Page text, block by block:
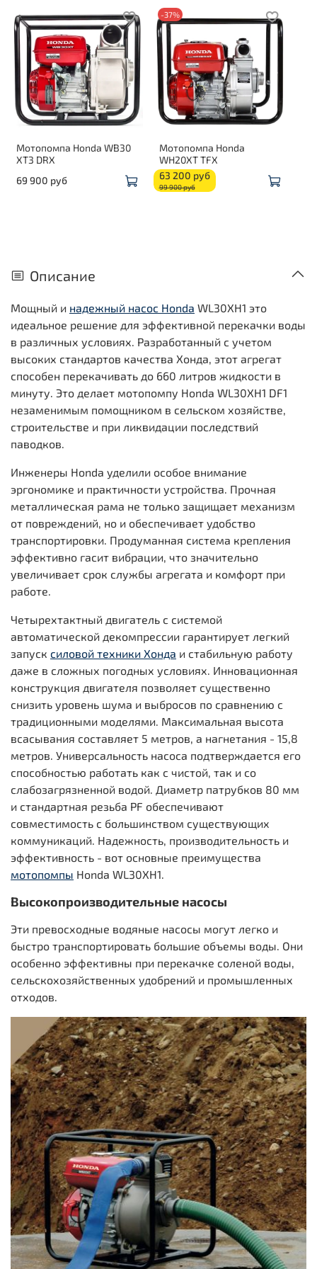
Мотопомпа Honda WB30
XT3 DRX
69 900 руб
-37%
Мотопомпа Honda
WH20XT TFX
63 200 руб
99 900 руб
Описание
Мощный и надежный насос Honda WL30XH1 это
идеальное решение для эффективной перекачки воды
в различных условиях. Разработанный с учетом
высоких стандартов качества Хонда, этот агрегат
способен перекачивать до 660 литров жидкости в
минуту. Это делает мотопомпу Honda WL30XH1 DF1
незаменимым помощником в сельском хозяйстве,
строительстве и при ликвидации последствий
паводков.
Инженеры Honda уделили особое внимание
эргономике и практичности устройства. Прочная
металлическая рама не только защищает механизм
от повреждений, но и обеспечивает удобство
транспортировки. Продуманная система крепления
эффективно гасит вибрации, что значительно
увеличивает срок службы агрегата и комфорт при
работе.
Четырехтактный двигатель с системой
автоматической декомпрессии гарантирует легкий
запуск силовой техники Хонда и стабильную работу
даже в сложных погодных условиях. Инновационная
конструкция двигателя позволяет существенно
снизить уровень шума и выбросов по сравнению с
традиционными моделями. Максимальная высота
всасывания составляет 5 метров, а нагнетания - 15,8
метров. Универсальность насоса подтверждается его
способностью работать как с чистой, так и со
слабозагрязненной водой. Диаметр патрубков 80 мм
и стандартная резьба PF обеспечивают
совместимость с большинством существующих
коммуникаций. Надежность, производительность и
эффективность - вот основные преимущества
мотопомпы Honda WL30XH1.
Высокопроизводительные насосы
Эти превосходные водяные насосы могут легко и
быстро транспортировать большие объемы воды. Они
особенно эффективны при перекачке соленой воды,
сельскохозяйственных удобрений и промышленных
отходов.